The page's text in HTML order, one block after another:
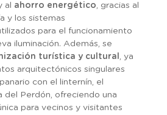
al ahorro energético, gracias al
y los sistemas
para el funcionamiento
iluminación. Además, se
turística y cultural, ya
arquitectónicos singulares
con el linternín, el
del Perdón, ofreciendo una
para vecinos y visitantes